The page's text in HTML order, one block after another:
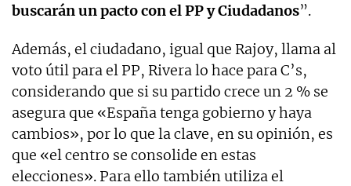
buscarán un pacto con el PP y Ciudadanos”.
Además, el ciudadano, igual que Rajoy, llama al
voto útil para el PP, Rivera lo hace para C’s,
considerando que si su partido crece un 2 % se
asegura que «España tenga gobierno y haya
cambios», por lo que la clave, en su opinión, es
que «el centro se consolide en estas
elecciones». Para ello también utiliza el